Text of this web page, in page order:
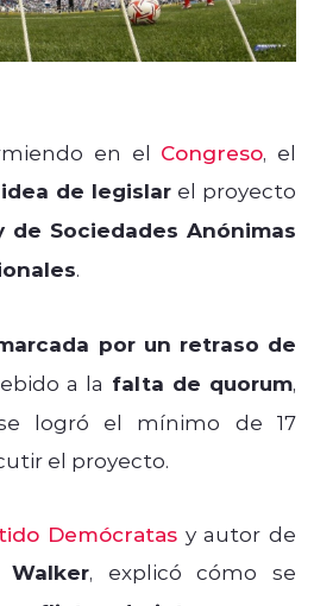
en el Congreso, el
de legislar el proyecto
de Sociedades Anónimas
.
por un retraso de
a la falta de quorum,
logró el mínimo de 17
el proyecto.
Demócratas y autor de
, explicó cómo se